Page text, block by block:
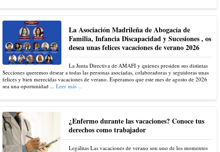
La Asociación Madrileña de Abogacía de
Familia, Infancia Discapacidad y Sucesiones , os
desea unas felices vacaciones de verano 2026
La Junta Directiva de AMAFI y quienes presiden sus distintas
Secciones queremos desear a todas las personas asociadas, colaboradoras y seguidoras unas
felices y bien merecidas vacaciones de verano. Esperamos que este mes de agosto de 2026
sea una oportunidad ... Leer más ...
¿Enfermo durante las vacaciones? Conoce tus
derechos como trabajador
Legálitas Las vacaciones de verano son uno de los momentos